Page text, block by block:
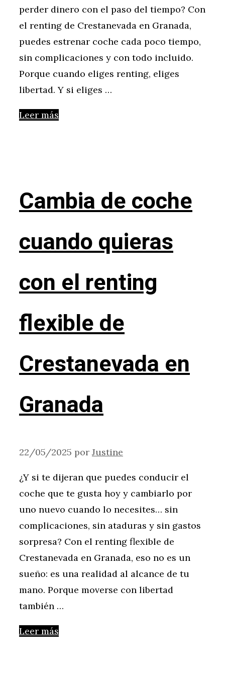
perder dinero con el paso del tiempo? Con
el renting de Crestanevada en Granada,
puedes estrenar coche cada poco tiempo,
sin complicaciones y con todo incluido.
Porque cuando eliges renting, eliges
libertad. Y si eliges …
Leer más
Cambia de coche
cuando quieras
con el renting
flexible de
Crestanevada en
Granada
22/05/2025 por Justine
¿Y si te dijeran que puedes conducir el
coche que te gusta hoy y cambiarlo por
uno nuevo cuando lo necesites… sin
complicaciones, sin ataduras y sin gastos
sorpresa? Con el renting flexible de
Crestanevada en Granada, eso no es un
sueño: es una realidad al alcance de tu
mano. Porque moverse con libertad
también …
Leer más